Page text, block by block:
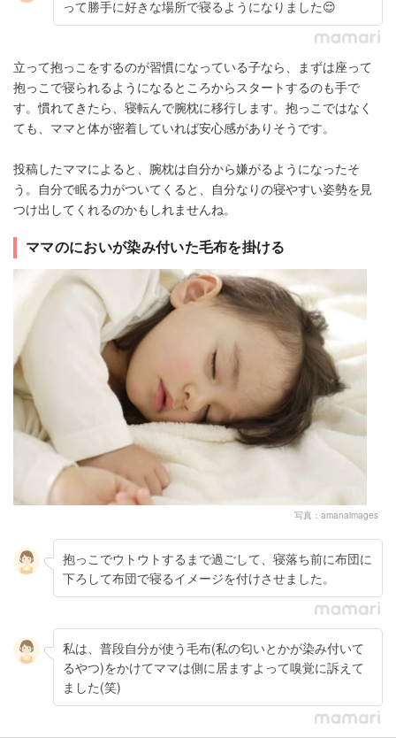
って勝手に好きな場所で寝るようになりました😌
立って抱っこをするのが習慣になっている子なら、まずは座って
抱っこで寝られるようになるところからスタートするのも手で
す。慣れてきたら、寝転んで腕枕に移行します。抱っこではなく
ても、ママと体が密着していれば安心感がありそうです。
投稿したママによると、腕枕は自分から嫌がるようになったそ
う。自分で眠る力がついてくると、自分なりの寝やすい姿勢を見
つけ出してくれるのかもしれませんね。
ママのにおいが染み付いた毛布を掛ける
写真：amanaimages
抱っこでウトウトするまで過ごして、寝落ち前に布団に
下ろして布団で寝るイメージを付けさせました。
私は、普段自分が使う毛布(私の匂いとかが染み付いて
るやつ)をかけてママは側に居ますよって嗅覚に訴えて
ました(笑)